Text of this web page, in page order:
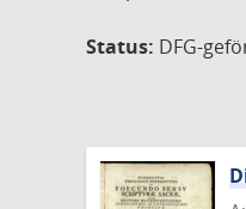
Status: DFG-